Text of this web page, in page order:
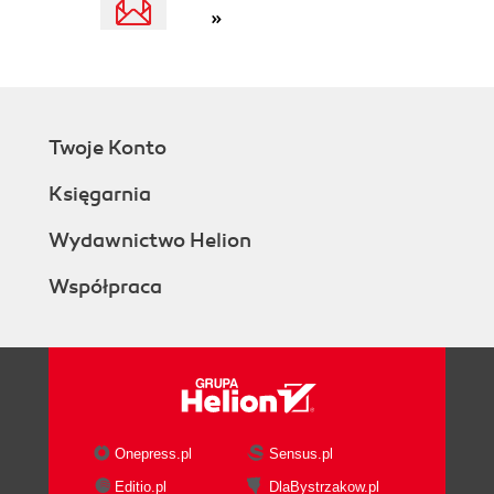
»
Twoje Konto
Księgarnia
Wydawnictwo Helion
Współpraca
Onepress.pl
Sensus.pl
Editio.pl
DlaBystrzakow.pl